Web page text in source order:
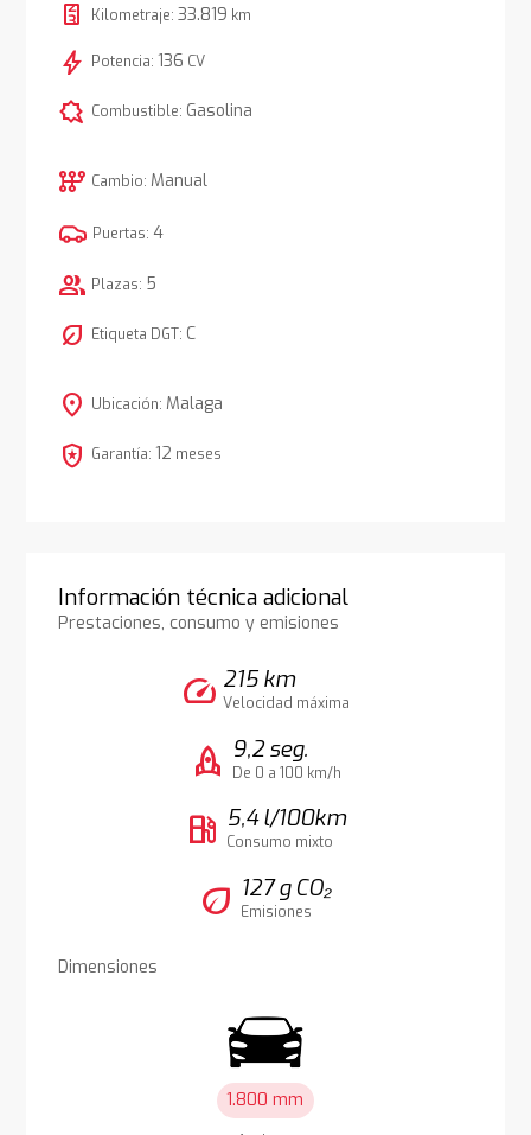
Kilometraje: 33.819 km
bolt Potencia: 136 CV
comic_bubble Combustible: Gasolina
auto_transmission Cambio: Manual
Puertas: 4
group Plazas: 5
nest_eco_leaf Etiqueta DGT: C
location_on Ubicación: Malaga
local_police Garantía: 12 meses
Información técnica adicional
Prestaciones, consumo y emisiones
speed 215 km
Velocidad máxima
rocket 9,2 seg.
De 0 a 100 km/h
local_gas_station 5,4 l/100km
Consumo mixto
eco 127 g CO₂
Emisiones
Dimensiones
1.800 mm